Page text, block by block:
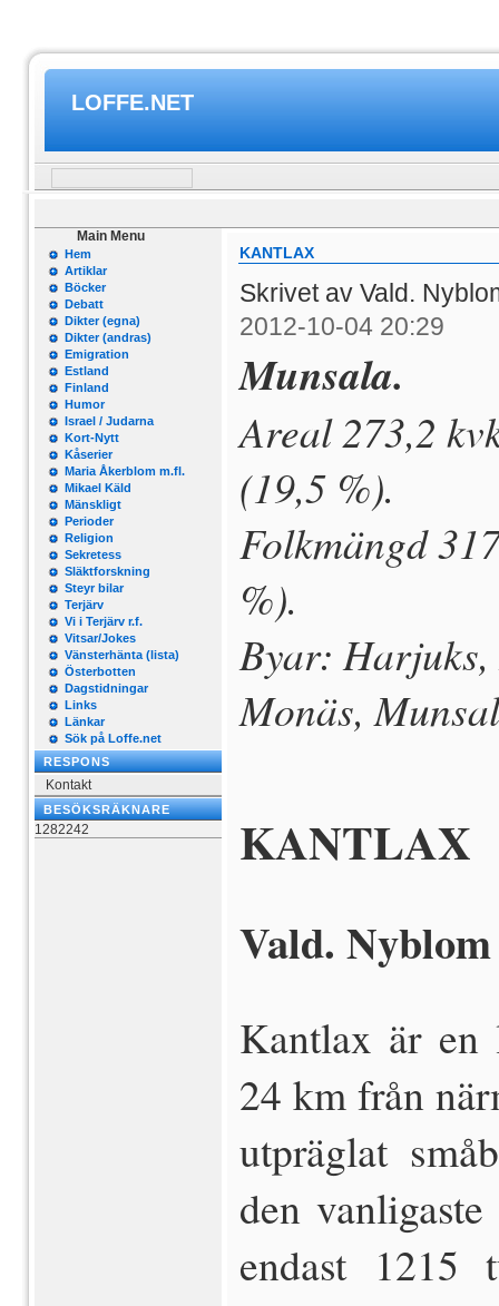
LOFFE.NET
Main Menu
Hem
Artiklar
Böcker
Debatt
Dikter (egna)
Dikter (andras)
Emigration
Estland
Finland
Humor
Israel / Judarna
Kort-Nytt
Kåserier
Maria Åkerblom m.fl.
Mikael Käld
Mänskligt
Perioder
Religion
Sekretess
Släktforskning
Steyr bilar
Terjärv
Vi i Terjärv r.f.
Vitsar/Jokes
Vänsterhänta (lista)
Österbotten
Dagstidningar
Links
Länkar
Sök på Loffe.net
RESPONS
Kontakt
BESÖKSRÄKNARE
1282242
KANTLAX
Skrivet av Vald.
2012-10-04 20:29
Munsala.
Areal 273,2
(19,5 %).
Folkmängd
%).
Byar:
Monäs,
KANTLAX
Vald. Nyblom
Kantlax är en
24 km från
utpräglat
den
endast